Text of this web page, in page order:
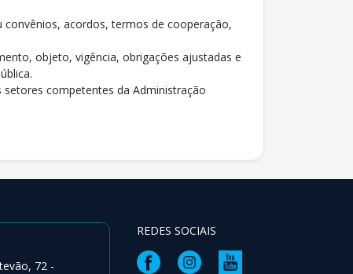
acordos, termos de cooperação,
objeto, vigência, obrigações ajustadas e
competentes da Administração
72 -
REDES SOCIAIS